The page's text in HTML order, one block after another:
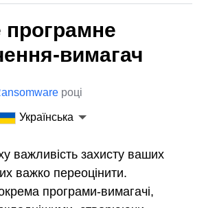
вимагач
році
Українська
важливість захисту ваших
важко переоцінити.
програми-вимагачі,